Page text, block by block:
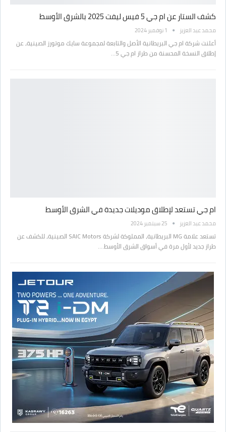
كشف الستار عن ام جي 5 فيس ليفت 2025 بالشرق الأوسط
محمد عبد العزيز 1 نوفمبر 2024
أعلنت شركة ام جي البريطانية الأصل والتابعة لمجموعة سايك موتورز الصينية، عن
إطلاق النسخة المحسنة من طراز ام جي 5…
ام جي تستعد لإطلاق موديلات جديدة في الشرق الأوسط
محمد عبد العزيز 25 سبتمبر 2024
تستعد علامة MG البريطانية، المملوكة لشركة SAIC Motors الصينية، للكشف عن
طراز جديد لأول مرة في أسواق الشرق الأوسط.…